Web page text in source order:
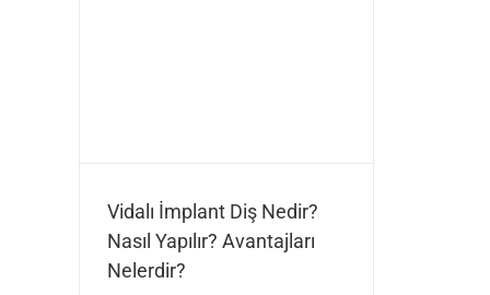
Vidalı İmplant Diş Nedir?
Nasıl Yapılır? Avantajları
Nelerdir?